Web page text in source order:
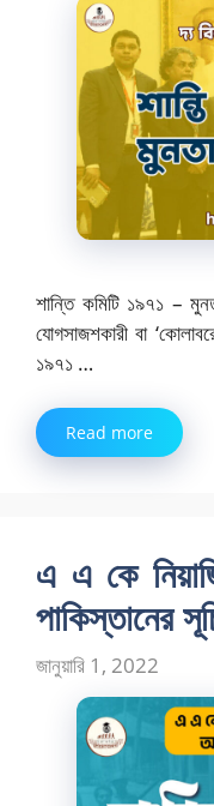
শান্তি কমিটি ১৯৭১ –
যোগসাজশকারী বা
১৯৭১ …
Read more
এ এ কে
পাকিস্তানের
জানুয়ারি 1, 2022